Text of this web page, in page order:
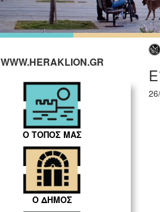
WWW.HERAKLION.GR
Ο ΤΟΠΟΣ ΜΑΣ
Ο ΔΗΜΟΣ